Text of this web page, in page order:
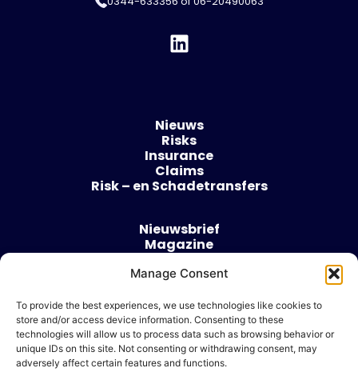
Manage Consent
To provide the best experiences, we use technologies like cookies to
store and/or access device information. Consenting to these
technologies will allow us to process data such as browsing behavior or
unique IDs on this site. Not consenting or withdrawing consent, may
adversely affect certain features and functions.
Nieuws
Risks
Insurance
Claims
Risk – en Schadetransfers
Nieuwsbrief
Magazine
Over
Algemene voorwaarden
Cookie beleid